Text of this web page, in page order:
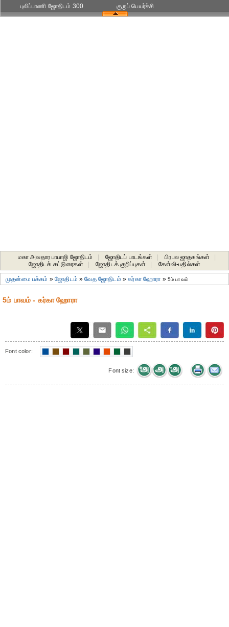
புலிப்பாணி ஜோதிடம் 300
குருப் பெயர்ச்சி
மகா அவதார பாபாஜி ஜோதிடம் ஜோதிடப் பாடங்கள் பிரபல ஜாதகங்கள்
ஜோதிடக் கட்டுரைகள்
ஜோதிடக் குறிப்புகள் கேள்வி-பதில்கள்
முதன்மை பக்கம் »ஜோதிடம் »வேத ஜோதிடம் »கர்கா ஹோரா » 5ம் பாவம்
5ம் பாவம் - கர்கா ஹோரா
Font color:
Font size: